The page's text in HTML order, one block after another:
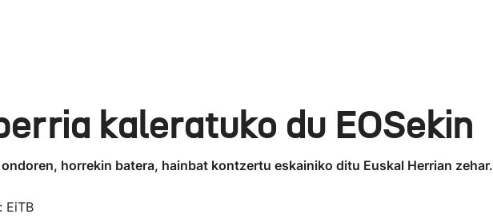
kaleratuko du EOSekin
horrekin batera, hainbat kontzertu eskainiko ditu Euskal Herrian zehar.
EiTB